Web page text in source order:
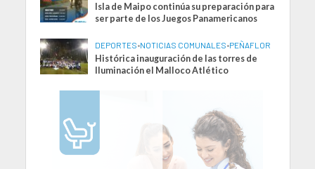
Isla de Maipo continúa su preparación para
ser parte de los Juegos Panamericanos
DEPORTES•NOTICIAS COMUNALES•PEÑAFLOR
Histórica inauguración de las torres de
Iluminación el Malloco Atlético